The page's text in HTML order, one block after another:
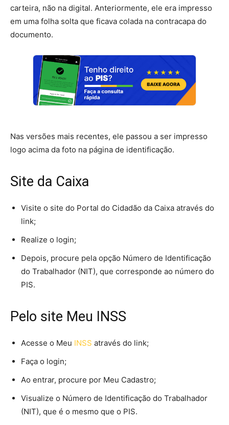
carteira, não na digital. Anteriormente, ele era impresso
em uma folha solta que ficava colada na contracapa do
documento.
Nas versões mais recentes, ele passou a ser impresso
logo acima da foto na página de identificação.
Site da Caixa
Visite o site do Portal do Cidadão da Caixa através do
link;
Realize o login;
Depois, procure pela opção Número de Identificação
do Trabalhador (NIT), que corresponde ao número do
PIS.
Pelo site Meu INSS
Acesse o Meu INSS através do link;
Faça o login;
Ao entrar, procure por Meu Cadastro;
Visualize o Número de Identificação do Trabalhador
(NIT), que é o mesmo que o PIS.